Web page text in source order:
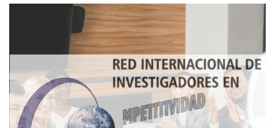
Imagen de portada